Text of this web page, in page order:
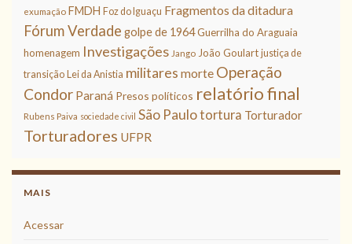
exumação FMDH Foz do Iguaçu Fragmentos da ditadura
Fórum Verdade golpe de 1964Guerrilha do Araguaia
homenagem Investigações Jango João Goulart justiça de
transição Lei da Anistia militares morte Operação
Condor Paraná Presos políticos relatório final
Rubens Paiva sociedade civil São Paulotortura Torturador
Torturadores UFPR
MAIS
Acessar